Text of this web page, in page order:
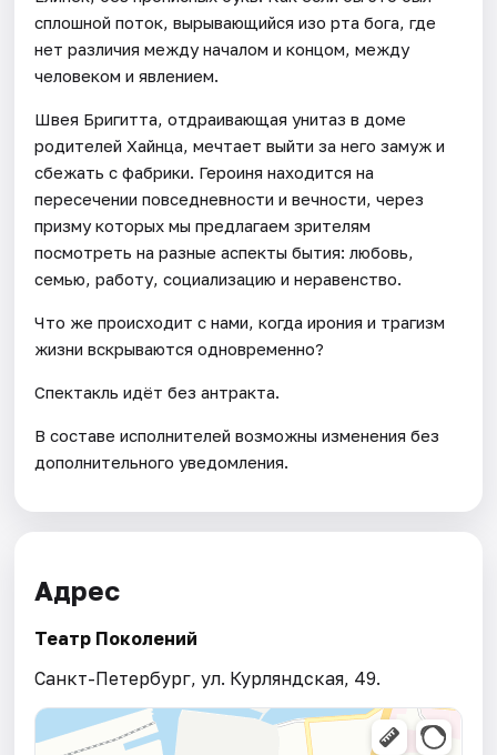
сплошной поток, вырывающийся изо рта бога, где
нет различия между началом и концом, между
человеком и явлением.
Швея Бригитта, отдраивающая унитаз в доме
родителей Хайнца, мечтает выйти за него замуж и
сбежать с фабрики. Героиня находится на
пересечении повседневности и вечности, через
призму которых мы предлагаем зрителям
посмотреть на разные аспекты бытия: любовь,
семью, работу, социализацию и неравенство.
Что же происходит с нами, когда ирония и трагизм
жизни вскрываются одновременно?
Спектакль идёт без антракта.
В составе исполнителей возможны изменения без
дополнительного уведомления.
Адрес
Театр Поколений
Санкт-Петербург, ул. Курляндская, 49.